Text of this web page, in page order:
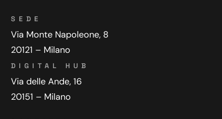
SEDE
Via Monte Napoleone, 8
20121 – Milano
DIGITAL HUB
Via delle Ande, 16
20151 – Milano